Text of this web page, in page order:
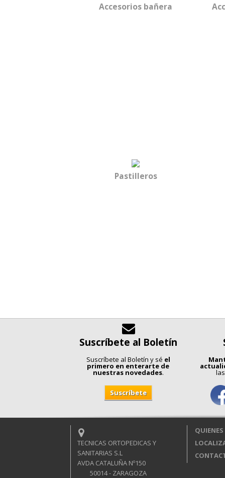
Accesorios bañera
Pastilleros
Suscríbete al Boletín
Suscríbete al Boletín y sé el
primero en enterarte de
nuestras novedades.
TECNICAS ORTOPEDICAS Y
SANITARIAS S.L
AVDA CATALUÑA Nº150
50014 - ZARAGOZA